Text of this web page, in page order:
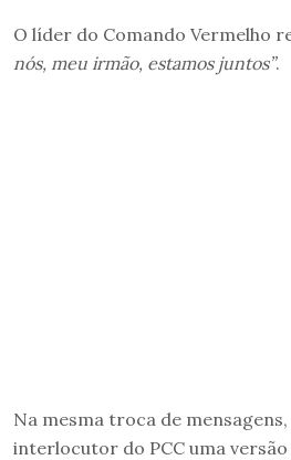
O líder do Comando Vermelho
nós, meu irmão, estamos juntos”.
Na mesma troca de
interlocutor do PCC uma